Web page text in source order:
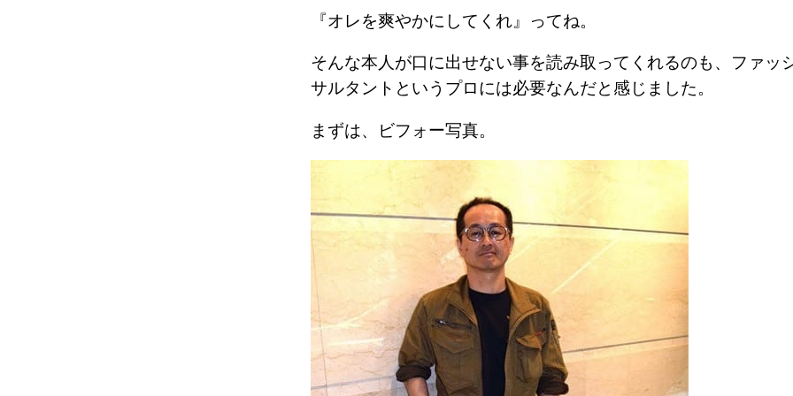
『オレを爽やかにしてくれ』ってね。
そんな本人が口に出せない事を読み取ってくれるのも、ファッ
サルタントというプロには必要なんだと感じました。
まずは、ビフォー写真。